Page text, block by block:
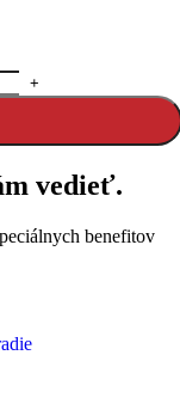
vedieť.
benefitov